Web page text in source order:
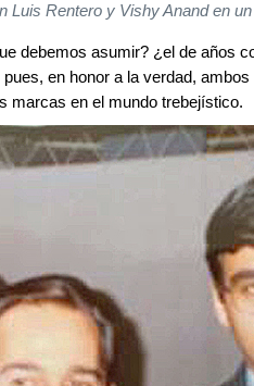
Luis Rentero y Vishy Anand en
debemos asumir? ¿el de años
en honor a la verdad,
marcas en el mundo trebejístico.